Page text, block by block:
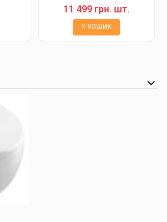
11 499 грн. шт.
У КОШИК